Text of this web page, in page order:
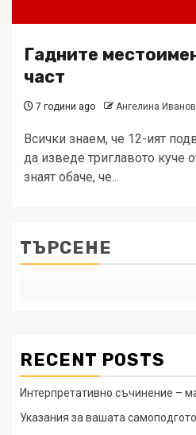
Гадните
част
7 години ago Ангелина
Всички знаем, че 12-ият
да изведе триглавото куче
знаят обаче, че...
ТЪРСЕНЕ
RECENT POSTS
Интерпретативно съчинение –
Указания за вашата